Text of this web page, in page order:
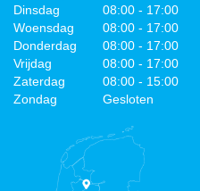
Dinsdag
08:00 - 17:00
Woensdag
08:00 - 17:00
Donderdag
08:00 - 17:00
Vrijdag
08:00 - 17:00
Zaterdag
08:00 - 15:00
Zondag
Gesloten